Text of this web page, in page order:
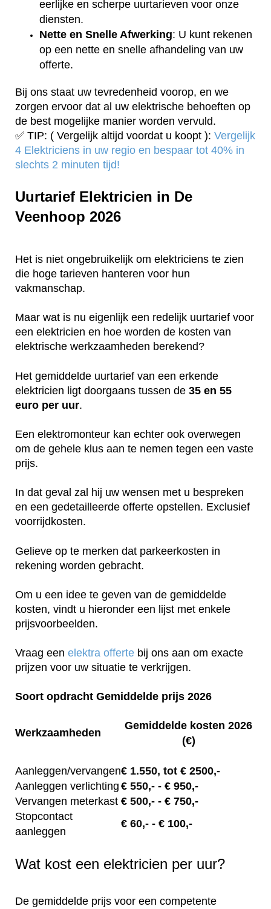
eerlijke en scherpe uurtarieven voor onze
diensten.
Nette en Snelle Afwerking: U kunt rekenen
op een nette en snelle afhandeling van uw
offerte.
Bij ons staat uw tevredenheid voorop, en we
zorgen ervoor dat al uw elektrische behoeften op
de best mogelijke manier worden vervuld.
✅ TIP: ( Vergelijk altijd voordat u koopt ): Vergelijk
4 Elektriciens in uw regio en bespaar tot 40% in
slechts 2 minuten tijd!
Uurtarief Elektricien in De
Veenhoop 2026
Het is niet ongebruikelijk om elektriciens te zien
die hoge tarieven hanteren voor hun
vakmanschap.
Maar wat is nu eigenlijk een redelijk uurtarief voor
een elektricien en hoe worden de kosten van
elektrische werkzaamheden berekend?
Het gemiddelde uurtarief van een erkende
elektricien ligt doorgaans tussen de 35 en 55
euro per uur.
Een elektromonteur kan echter ook overwegen
om de gehele klus aan te nemen tegen een vaste
prijs.
In dat geval zal hij uw wensen met u bespreken
en een gedetailleerde offerte opstellen. Exclusief
voorrijdkosten.
Gelieve op te merken dat parkeerkosten in
rekening worden gebracht.
Om u een idee te geven van de gemiddelde
kosten, vindt u hieronder een lijst met enkele
prijsvoorbeelden.
Vraag een elektra offerte bij ons aan om exacte
prijzen voor uw situatie te verkrijgen.
Soort opdracht Gemiddelde prijs 2026
Werkzaamheden
Gemiddelde kosten 2026
(€)
Aanleggen/vervangen€ 1.550, tot € 2500,-
Aanleggen verlichting € 550,- - € 950,-
Vervangen meterkast € 500,- - € 750,-
Stopcontact
aanleggen
€ 60,- - € 100,-
Wat kost een elektricien per uur?
De gemiddelde prijs voor een competente